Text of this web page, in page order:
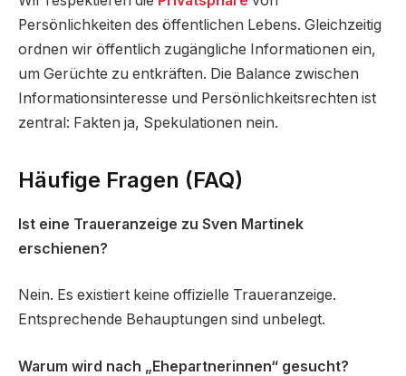
Persönlichkeiten des öffentlichen Lebens. Gleichzeitig
ordnen wir öffentlich zugängliche Informationen ein,
um Gerüchte zu entkräften. Die Balance zwischen
Informationsinteresse und Persönlichkeitsrechten ist
zentral: Fakten ja, Spekulationen nein.
Häufige Fragen (FAQ)
Ist eine Traueranzeige zu Sven Martinek
erschienen?
Nein. Es existiert keine offizielle Traueranzeige.
Entsprechende Behauptungen sind unbelegt.
Warum wird nach „Ehepartnerinnen“ gesucht?